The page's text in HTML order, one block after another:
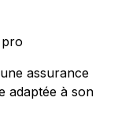
assurance
adaptée à son